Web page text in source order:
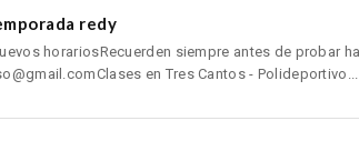
redy
horariosRecuerden siempre antes de probar
en Tres Cantos - Polideportivo...